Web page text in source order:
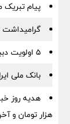
پیام تبریک
گرامیداشت
5 اولویت دبیرخانه شورایعالی برای تحول در مناطق آزاد
بانک ملی
هزار تومان و